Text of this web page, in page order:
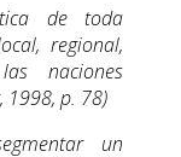
de toda
regional,
naciones
1998, p. 78)
un